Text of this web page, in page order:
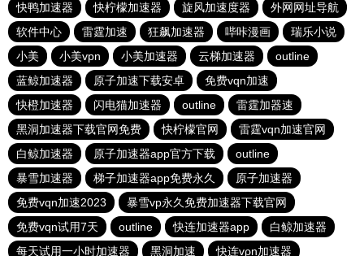
快鸭加速器
快柠檬加速器 旋风加速度器
外网网址导航
软件中心
雷霆加速 狂飙加速器 哔咔漫画
瑞乐小说
小美
小美vpn 小美加速器 云梯加速器
outline
蓝鲸加速器
原子加速下载安卓
免费vqn加速
快橙加速器
闪电猫加速器 outline
雷霆加器速
黑洞加速器下载官网免费
快柠檬官网
雷霆vqn加速官网
白鲸加速器
原子加速器app官方下载
outline
暴雪加速器
梯子加速器app免费永久
原子加速器
免费vqn加速2023
暴雪vp永久免费加速器下载官网
免费vqn试用7天
outline 快连加速器app
白鲸加速器
每天试用一小时加速器
黑洞加速 快连vρn加速器